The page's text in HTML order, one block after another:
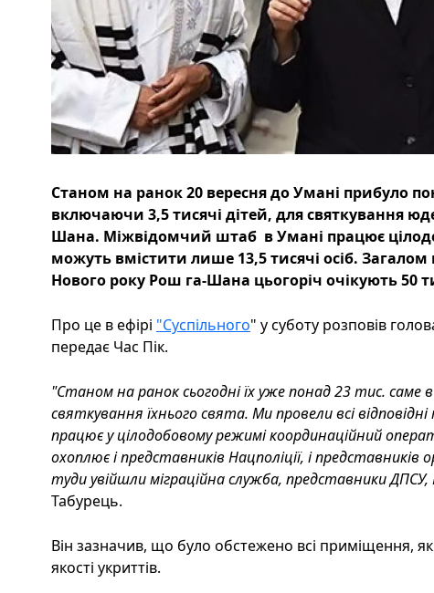
Станом на ранок 20 вересня до Умані прибуло
включаючи 3,5 тисячі дітей, для святкування
Шана. Міжвідомчий штаб в Умані працює
можуть вмістити лише 13,5 тисячі осіб.
Нового року Рош га-Шана цьогоріч очікують 50
Про це в ефірі "Суспільного" у суботу розповів
передає Час Пік.
"Станом на ранок сьогодні їх уже понад 23 тис. саме
святкування їхнього свята. Ми провели всі відповідні
працює у цілодобовому режимі координаційний
охоплює і представників Нацполіції, і
туди увійшли міграційна служба, представники ДПСУ,
Табурець.
Він зазначив, що було обстежено всі приміщення,
якості укриттів.